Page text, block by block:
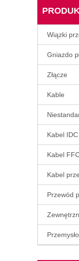
Wiązki
Gniazdo
Złącze
Kable
Kabel IDC
Kabel
Kabel
Przewód